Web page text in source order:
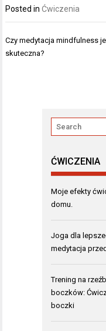
Posted in Ćwiczenia
Nawigacja
wpisu
Czy medytacja mindfulness
skuteczna?
ĆWICZENIA
Moje efekty
domu.
Joga dla
medytacja
Trening na
boczków:
boczki